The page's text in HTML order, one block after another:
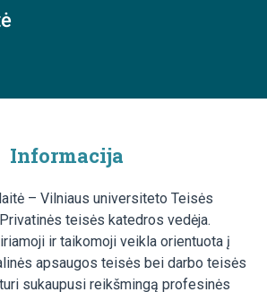
Informacija
– Vilniaus universiteto Teisės
teisės katedros vedėja.
ir taikomoji veikla orientuota į
apsaugos teisės bei darbo teisės
sukaupusi reikšmingą profesinės